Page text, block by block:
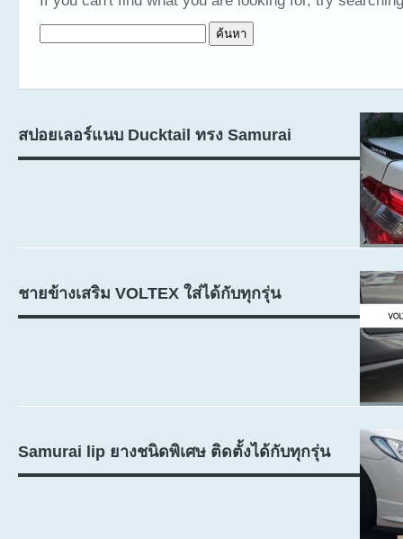
สปอยเลอร์แนบ Ducktail ทรง Samurai
ชายข้างเสริม VOLTEX ใส่ได้กับทุกรุ่น
Samurai lip ยางชนิดพิเศษ ติดตั้งได้กับทุกรุ่น